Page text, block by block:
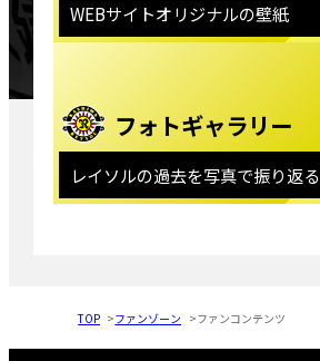
WEBサイトオリジナルの壁紙
フォトギャラリー
レイソルの過去を写真で振り返る
TOP ファンゾーン ファンコンテンツ